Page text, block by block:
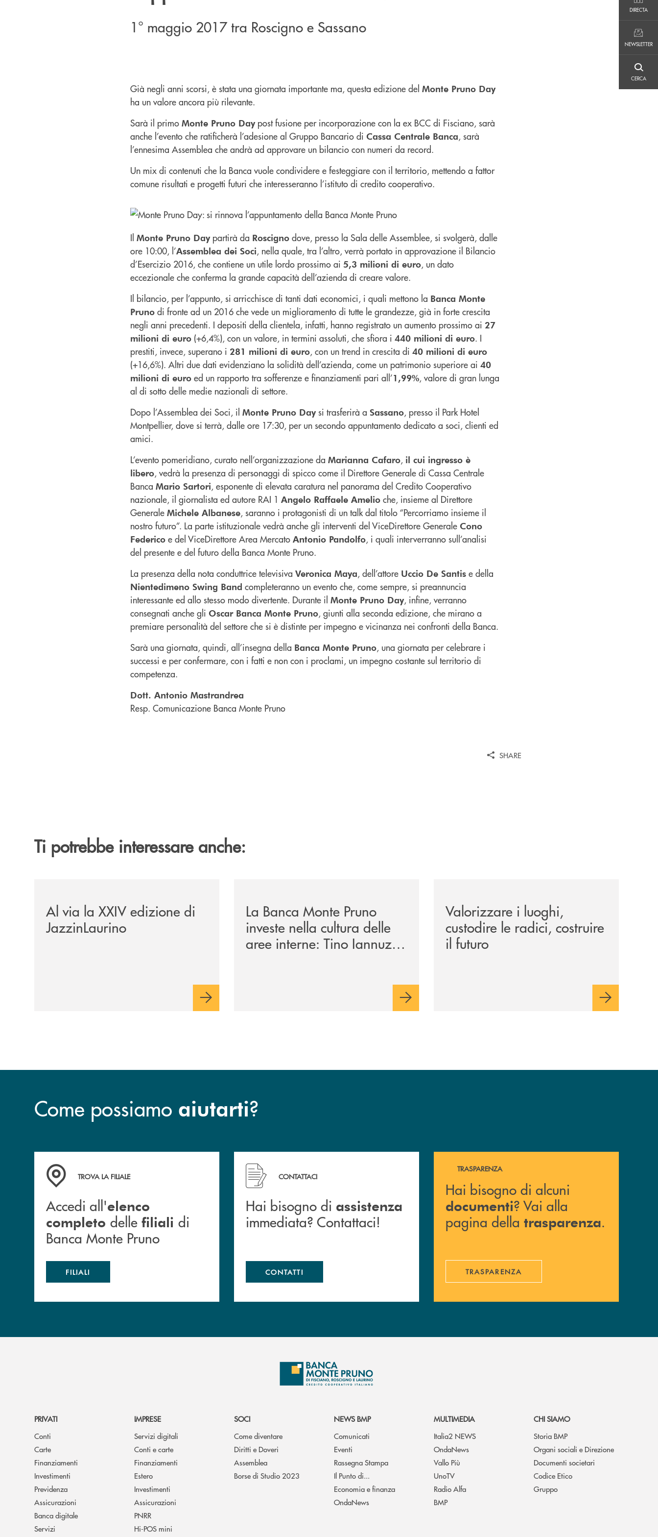
DIRECTA
NEWSLETTER
CERCA
1° maggio 2017 tra Roscigno e Sassano
Già negli anni scorsi, è stata una giornata importante ma, questa edizione del Monte Pruno Day
ha un valore ancora più rilevante.
Sarà il primo Monte Pruno Daypost fusione per incorporazione con la ex BCC di Fisciano, sarà
anche l’evento che ratificherà l’adesione al Gruppo Bancario di Cassa Centrale Banca, sarà
l’ennesima Assemblea che andrà ad approvare un bilancio con numeri da record.
Un mix di contenuti che la Banca vuole condividere e festeggiare con il territorio, mettendo a fattor
comune risultati e progetti futuri che interesseranno l’istituto di credito cooperativo.
Il Monte Pruno Daypartirà da Roscigno dove, presso la Sala delle Assemblee, si svolgerà, dalle
ore 10:00, l’Assemblea dei Soci, nella quale, tra l’altro, verrà portato in approvazione il Bilancio
d’Esercizio 2016, che contiene un utile lordo prossimo ai 5,3 milioni di euro, un dato
eccezionale che conferma la grande capacità dell’azienda di creare valore.
Il bilancio, per l’appunto, si arricchisce di tanti dati economici, i quali mettono la Banca Monte
Pruno di fronte ad un 2016 che vede un miglioramento di tutte le grandezze, già in forte crescita
negli anni precedenti. I depositi della clientela, infatti, hanno registrato un aumento prossimo ai 27
milioni di euro (+6,4%), con un valore, in termini assoluti, che sfiora i 440 milioni di euro. I
prestiti, invece, superano i 281 milioni di euro, con un trend in crescita di 40 milioni di euro
(+16,6%). Altri due dati evidenziano la solidità dell’azienda, come un patrimonio superiore ai 40
milioni di euro ed un rapporto tra sofferenze e finanziamenti pari all’1,99%, valore di gran lunga
al di sotto delle medie nazionali di settore.
Dopo l’Assemblea dei Soci, il Monte Pruno Daysi trasferirà a Sassano, presso il Park Hotel
Montpellier, dove si terrà, dalle ore 17:30, per un secondo appuntamento dedicato a soci, clienti ed
amici.
L’evento pomeridiano, curato nell’organizzazione da Marianna Cafaro, il cui ingresso è
libero, vedrà la presenza di personaggi di spicco come il Direttore Generale di Cassa Centrale
Banca Mario Sartori, esponente di elevata caratura nel panorama del Credito Cooperativo
nazionale, il giornalista ed autore RAI 1 Angelo Raffaele Amelio che, insieme al Direttore
Generale Michele Albanese, saranno i protagonisti di un talk dal titolo “Percorriamo insieme il
nostro futuro”. La parte istituzionale vedrà anche gli interventi del Vice­Direttore Generale Cono
Federico e del Vice­Direttore Area Mercato Antonio Pandolfo, i quali interverranno sull’analisi
del presente e del futuro della Banca Monte Pruno.
La presenza della nota conduttrice televisiva Veronica Maya, dell’attore Uccio De Santis e della
Nientedimeno Swing Band completeranno un evento che, come sempre, si preannuncia
interessante ed allo stesso modo divertente. Durante il Monte Pruno Day, infine, verranno
consegnati anche gli Oscar Banca Monte Pruno, giunti alla seconda edizione, che mirano a
premiare personalità del settore che si è distinte per impegno e vicinanza nei confronti della Banca.
Sarà una giornata, quindi, all’insegna della Banca Monte Pruno, una giornata per celebrare i
successi e per confermare, con i fatti e non con i proclami, un impegno costante sul territorio di
competenza.
Dott. Antonio Mastrandrea
Resp. Comunicazione Banca Monte Pruno
SHARE
Ti potrebbe interessare anche:
Al via la XXIV edizione di
JazzinLaurino
La Banca Monte Pruno
investe nella cultura delle
aree interne: Tino Iannuzzi
Valorizzare i luoghi,
custodire le radici, costruire
il futuro
Come possiamo aiutarti?
Accedi all' elenco completo&nbsp; delle&nbsp; filiali&nbsp; di Banca Monte Pruno
TROVA LA FILIALE
Accedi all'elenco
completo delle filiali di
Banca Monte Pruno
FILIALI
Hai bisogno di assistenza immediata? Contattaci!
CONTATTACI
Hai bisogno di assistenza
immediata? Contattaci!
CONTATTI
Hai bisogno di alcuni documenti ? Vai alla pagina della
TRASPARENZA
Hai bisogno di alcuni
documenti? Vai alla
pagina della trasparenza.
TRASPARENZA
PRIVATI
Conti
Carte
Finanziamenti
Investimenti
Previdenza
Assicurazioni
Banca digitale
Servizi
IMPRESE
Servizi digitali
Conti e carte
Finanziamenti
Estero
Investimenti
Assicurazioni
PNRR
Hi-POS mini
SOCI
Come diventare
Diritti e Doveri
Assemblea
Borse di Studio 2023
NEWS BMP
Comunicati
Eventi
Rassegna Stampa
Il Punto di...
Economia e finanza
OndaNews
MULTIMEDIA
Italia2 NEWS
OndaNews
Vallo Più
UnoTV
Radio Alfa
BMP
CHI SIAMO
Storia BMP
Organi sociali e Direzione
Documenti societari
Codice Etico
Gruppo